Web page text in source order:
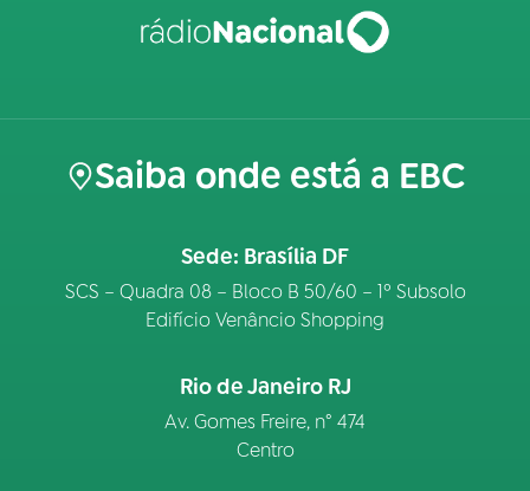
Saiba onde está a EBC
Sede: Brasília DF
SCS – Quadra 08 – Bloco B 50/60 – 1º Subsolo
Edifício Venâncio Shopping
Rio de Janeiro RJ
Av. Gomes Freire, n° 474
Centro